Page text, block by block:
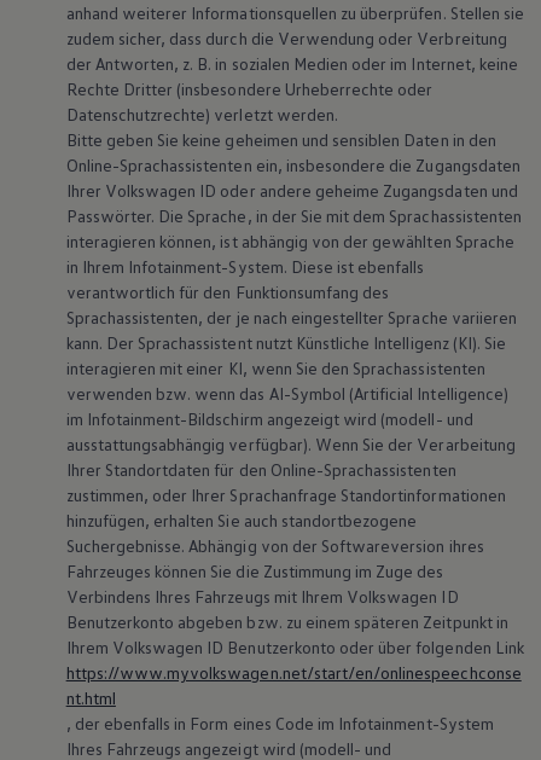
anhand weiterer Informationsquellen zu überprüfen. Stellen sie
zudem sicher, dass durch die Verwendung oder Verbreitung
der Antworten, z. B. in sozialen Medien oder im Internet, keine
Rechte Dritter (insbesondere Urheberrechte oder
Datenschutzrechte) verletzt werden.
Bitte geben Sie keine geheimen und sensiblen Daten in den
Online-Sprachassistenten ein, insbesondere die Zugangsdaten
Ihrer Volkswagen ID oder andere geheime Zugangsdaten und
Passwörter. Die Sprache, in der Sie mit dem Sprachassistenten
interagieren können, ist abhängig von der gewählten Sprache
in Ihrem Infotainment-System. Diese ist ebenfalls
verantwortlich für den Funktionsumfang des
Sprachassistenten, der je nach eingestellter Sprache variieren
kann. Der Sprachassistent nutzt Künstliche Intelligenz (KI). Sie
interagieren mit einer KI, wenn Sie den Sprachassistenten
verwenden bzw. wenn das AI-Symbol (Artificial Intelligence)
im Infotainment-Bildschirm angezeigt wird (modell- und
ausstattungsabhängig verfügbar). Wenn Sie der Verarbeitung
Ihrer Standortdaten für den Online-Sprachassistenten
zustimmen, oder Ihrer Sprachanfrage Standortinformationen
hinzufügen, erhalten Sie auch standortbezogene
Suchergebnisse. Abhängig von der Softwareversion ihres
Fahrzeuges können Sie die Zustimmung im Zuge des
Verbindens Ihres Fahrzeugs mit Ihrem Volkswagen ID
Benutzerkonto abgeben bzw. zu einem späteren Zeitpunkt in
Ihrem Volkswagen ID Benutzerkonto oder über folgenden Link
https://www.myvolkswagen.net/start/en/onlinespeechconse
nt.html
, der ebenfalls in Form eines Code im Infotainment-System
Ihres Fahrzeugs angezeigt wird (modell- und